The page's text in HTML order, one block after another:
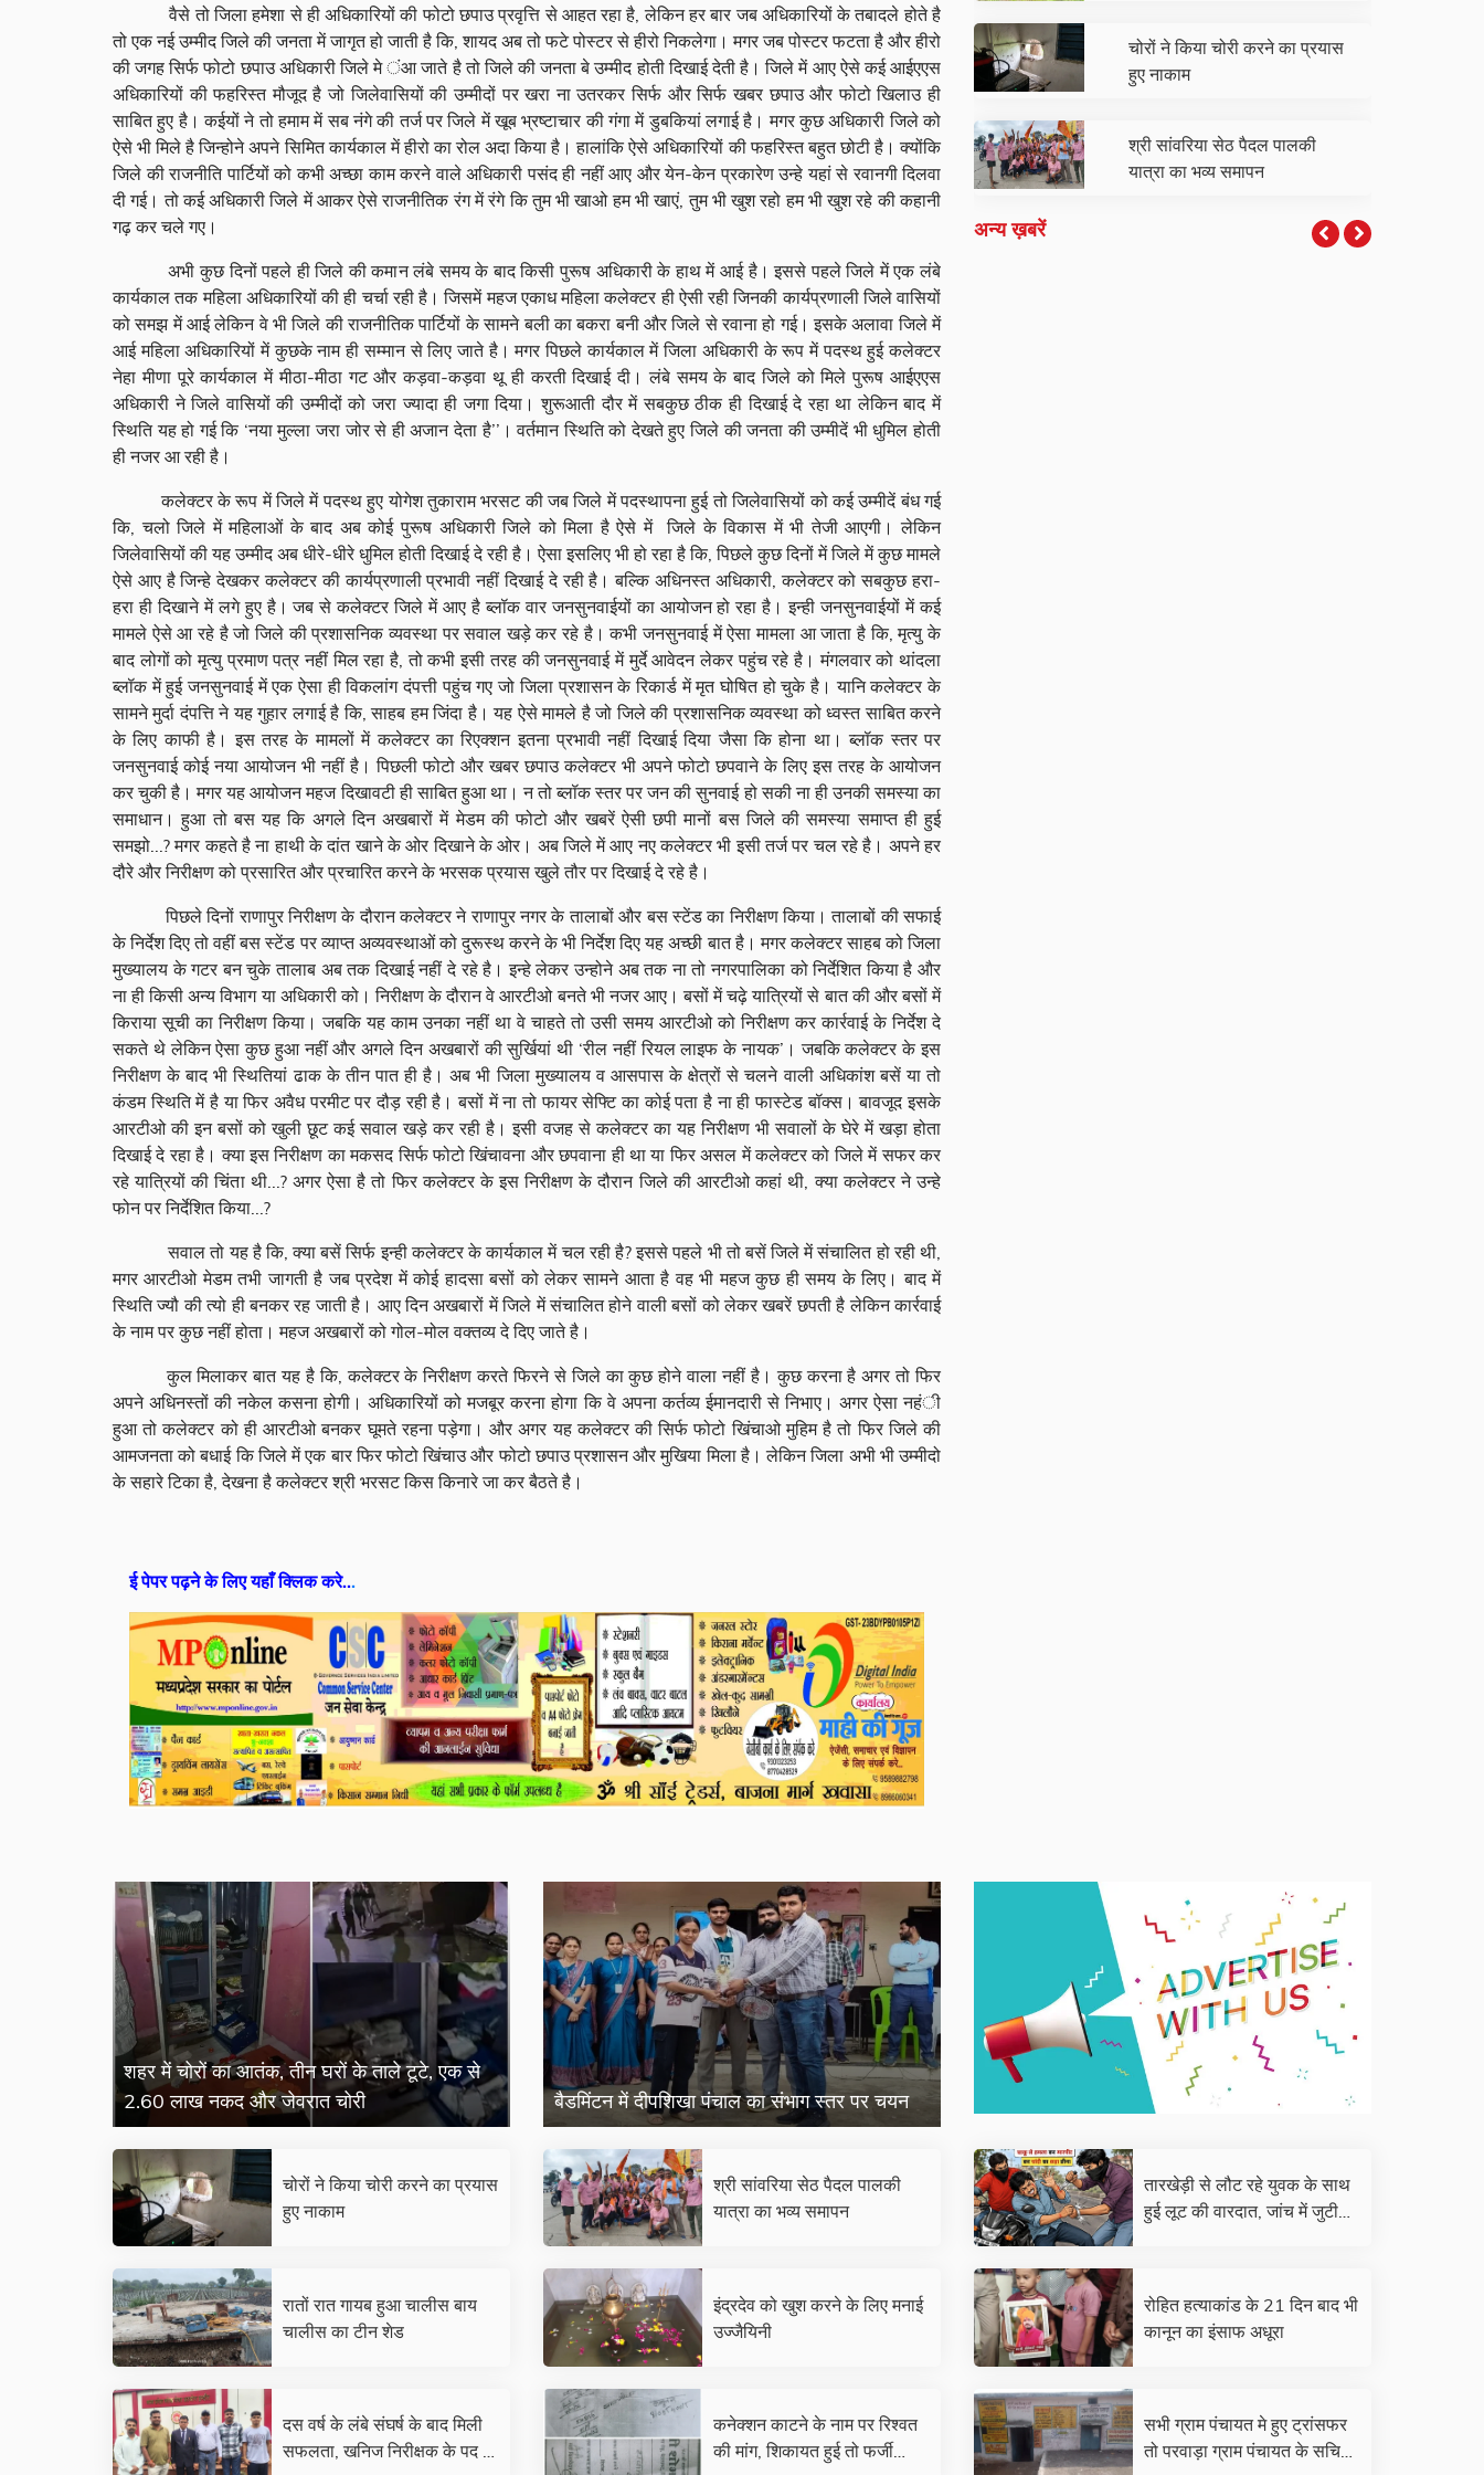
वैसे तो जिला हमेशा से ही अधिकारियों की फोटो छपाउ प्रवृत्ति से आहत रहा है, लेकिन हर बार जब अधिकारियों के तबादले होते है
तो एक नई उम्मीद जिले की जनता में जागृत हो जाती है कि, शायद अब तो फटे पोस्टर से हीरो निकलेगा। मगर जब पोस्टर फटता है और हीरो
की जगह सिर्फ फोटो छपाउ अधिकारी जिले मे ंआ जाते है तो जिले की जनता बे उम्मीद होती दिखाई देती है। जिले में आए ऐसे कई आईएएस
अधिकारियों की फहरिस्त मौजूद है जो जिलेवासियों की उम्मीदों पर खरा ना उतरकर सिर्फ और सिर्फ खबर छपाउ और फोटो खिलाउ ही
साबित हुए है। कईयों ने तो हमाम में सब नंगे की तर्ज पर जिले में खूब भ्रष्टाचार की गंगा में डुबकियां लगाई है। मगर कुछ अधिकारी जिले को
ऐसे भी मिले है जिन्होने अपने सिमित कार्यकाल में हीरो का रोल अदा किया है। हालांकि ऐसे अधिकारियों की फहरिस्त बहुत छोटी है। क्योंकि
जिले की राजनीति पार्टियों को कभी अच्छा काम करने वाले अधिकारी पसंद ही नहीं आए और येन-केन प्रकारेण उन्हे यहां से रवानगी दिलवा
दी गई। तो कई अधिकारी जिले में आकर ऐसे राजनीतिक रंग में रंगे कि तुम भी खाओ हम भी खाएं, तुम भी खुश रहो हम भी खुश रहे की कहानी
गढ़ कर चले गए।
अभी कुछ दिनों पहले ही जिले की कमान लंबे समय के बाद किसी पुरूष अधिकारी के हाथ में आई है। इससे पहले जिले में एक लंबे
कार्यकाल तक महिला अधिकारियों की ही चर्चा रही है। जिसमें महज एकाध महिला कलेक्टर ही ऐसी रही जिनकी कार्यप्रणाली जिले वासियों
को समझ में आई लेकिन वे भी जिले की राजनीतिक पार्टियों के सामने बली का बकरा बनी और जिले से रवाना हो गई। इसके अलावा जिले में
आई महिला अधिकारियों में कुछके नाम ही सम्मान से लिए जाते है। मगर पिछले कार्यकाल में जिला अधिकारी के रूप में पदस्थ हुई कलेक्टर
नेहा मीणा पूरे कार्यकाल में मीठा-मीठा गट और कड़वा-कड़वा थू ही करती दिखाई दी। लंबे समय के बाद जिले को मिले पुरूष आईएएस
अधिकारी ने जिले वासियों की उम्मीदों को जरा ज्यादा ही जगा दिया। शुरूआती दौर में सबकुछ ठीक ही दिखाई दे रहा था लेकिन बाद में
स्थिति यह हो गई कि ‘नया मुल्ला जरा जोर से ही अजान देता है’’। वर्तमान स्थिति को देखते हुए जिले की जनता की उम्मीदें भी धुमिल होती
ही नजर आ रही है।
कलेक्टर के रूप में जिले में पदस्थ हुए योगेश तुकाराम भरसट की जब जिले में पदस्थापना हुई तो जिलेवासियों को कई उम्मीदें बंध गई
कि, चलो जिले में महिलाओं के बाद अब कोई पुरूष अधिकारी जिले को मिला है ऐसे में जिले के विकास में भी तेजी आएगी। लेकिन
जिलेवासियों की यह उम्मीद अब धीरे-धीरे धुमिल होती दिखाई दे रही है। ऐसा इसलिए भी हो रहा है कि, पिछले कुछ दिनों में जिले में कुछ मामले
ऐसे आए है जिन्हे देखकर कलेक्टर की कार्यप्रणाली प्रभावी नहीं दिखाई दे रही है। बल्कि अधिनस्त अधिकारी, कलेक्टर को सबकुछ हरा-
हरा ही दिखाने में लगे हुए है। जब से कलेक्टर जिले में आए है ब्लॉक वार जनसुनवाईयों का आयोजन हो रहा है। इन्ही जनसुनवाईयों में कई
मामले ऐसे आ रहे है जो जिले की प्रशासनिक व्यवस्था पर सवाल खड़े कर रहे है। कभी जनसुनवाई में ऐसा मामला आ जाता है कि, मृत्यु के
बाद लोगों को मृत्यु प्रमाण पत्र नहीं मिल रहा है, तो कभी इसी तरह की जनसुनवाई में मुर्दे आवेदन लेकर पहुंच रहे है। मंगलवार को थांदला
ब्लॉक में हुई जनसुनवाई में एक ऐसा ही विकलांग दंपत्ती पहुंच गए जो जिला प्रशासन के रिकार्ड में मृत घोषित हो चुके है। यानि कलेक्टर के
सामने मुर्दा दंपत्ति ने यह गुहार लगाई है कि, साहब हम जिंदा है। यह ऐसे मामले है जो जिले की प्रशासनिक व्यवस्था को ध्वस्त साबित करने
के लिए काफी है। इस तरह के मामलों में कलेक्टर का रिएक्शन इतना प्रभावी नहीं दिखाई दिया जैसा कि होना था। ब्लॉक स्तर पर
जनसुनवाई कोई नया आयोजन भी नहीं है। पिछली फोटो और खबर छपाउ कलेक्टर भी अपने फोटो छपवाने के लिए इस तरह के आयोजन
कर चुकी है। मगर यह आयोजन महज दिखावटी ही साबित हुआ था। न तो ब्लॉक स्तर पर जन की सुनवाई हो सकी ना ही उनकी समस्या का
समाधान। हुआ तो बस यह कि अगले दिन अखबारों में मेडम की फोटो और खबरें ऐसी छपी मानों बस जिले की समस्या समाप्त ही हुई
समझो...? मगर कहते है ना हाथी के दांत खाने के ओर दिखाने के ओर। अब जिले में आए नए कलेक्टर भी इसी तर्ज पर चल रहे है। अपने हर
दौरे और निरीक्षण को प्रसारित और प्रचारित करने के भरसक प्रयास खुले तौर पर दिखाई दे रहे है।
पिछले दिनों राणापुर निरीक्षण के दौरान कलेक्टर ने राणापुर नगर के तालाबों और बस स्टेंड का निरीक्षण किया। तालाबों की सफाई
के निर्देश दिए तो वहीं बस स्टेंड पर व्याप्त अव्यवस्थाओं को दुरूस्थ करने के भी निर्देश दिए यह अच्छी बात है। मगर कलेक्टर साहब को जिला
मुख्यालय के गटर बन चुके तालाब अब तक दिखाई नहीं दे रहे है। इन्हे लेकर उन्होने अब तक ना तो नगरपालिका को निर्देशित किया है और
ना ही किसी अन्य विभाग या अधिकारी को। निरीक्षण के दौरान वे आरटीओ बनते भी नजर आए। बसों में चढ़े यात्रियों से बात की और बसों में
किराया सूची का निरीक्षण किया। जबकि यह काम उनका नहीं था वे चाहते तो उसी समय आरटीओ को निरीक्षण कर कार्रवाई के निर्देश दे
सकते थे लेकिन ऐसा कुछ हुआ नहीं और अगले दिन अखबारों की सुर्खियां थी ‘रील नहीं रियल लाइफ के नायक’। जबकि कलेक्टर के इस
निरीक्षण के बाद भी स्थितियां ढाक के तीन पात ही है। अब भी जिला मुख्यालय व आसपास के क्षेत्रों से चलने वाली अधिकांश बसें या तो
कंडम स्थिति में है या फिर अवैध परमीट पर दौड़ रही है। बसों में ना तो फायर सेफ्टि का कोई पता है ना ही फास्टेड बॉक्स। बावजूद इसके
आरटीओ की इन बसों को खुली छूट कई सवाल खड़े कर रही है। इसी वजह से कलेक्टर का यह निरीक्षण भी सवालों के घेरे में खड़ा होता
दिखाई दे रहा है। क्या इस निरीक्षण का मकसद सिर्फ फोटो खिंचावना और छपवाना ही था या फिर असल में कलेक्टर को जिले में सफर कर
रहे यात्रियों की चिंता थी...? अगर ऐसा है तो फिर कलेक्टर के इस निरीक्षण के दौरान जिले की आरटीओ कहां थी, क्या कलेक्टर ने उन्हे
फोन पर निर्देशित किया...?
सवाल तो यह है कि, क्या बसें सिर्फ इन्ही कलेक्टर के कार्यकाल में चल रही है? इससे पहले भी तो बसें जिले में संचालित हो रही थी,
मगर आरटीओ मेडम तभी जागती है जब प्रदेश में कोई हादसा बसों को लेकर सामने आता है वह भी महज कुछ ही समय के लिए। बाद में
स्थिति ज्यौ की त्यो ही बनकर रह जाती है। आए दिन अखबारों में जिले में संचालित होने वाली बसों को लेकर खबरें छपती है लेकिन कार्रवाई
के नाम पर कुछ नहीं होता। महज अखबारों को गोल-मोल वक्तव्य दे दिए जाते है।
कुल मिलाकर बात यह है कि, कलेक्टर के निरीक्षण करते फिरने से जिले का कुछ होने वाला नहीं है। कुछ करना है अगर तो फिर
अपने अधिनस्तों की नकेल कसना होगी। अधिकारियों को मजबूर करना होगा कि वे अपना कर्तव्य ईमानदारी से निभाए। अगर ऐसा नहंी
हुआ तो कलेक्टर को ही आरटीओ बनकर घूमते रहना पड़ेगा। और अगर यह कलेक्टर की सिर्फ फोटो खिंचाओ मुहिम है तो फिर जिले की
आमजनता को बधाई कि जिले में एक बार फिर फोटो खिंचाउ और फोटो छपाउ प्रशासन और मुखिया मिला है। लेकिन जिला अभी भी उम्मीदो
के सहारे टिका है, देखना है कलेक्टर श्री भरसट किस किनारे जा कर बैठते है।
ई पेपर पढ़ने के लिए यहाँ क्लिक करे...
चोरों ने किया चोरी करने का प्रयास
हुए नाकाम
श्री सांवरिया सेठ पैदल पालकी
यात्रा का भव्य समापन
अन्य ख़बरें
शहर में चोरों का आतंक, तीन घरों के ताले टूटे, एक से
2.60 लाख नकद और जेवरात चोरी
बैडमिंटन में दीपशिखा पंचाल का संभाग स्तर पर चयन
चोरों ने किया चोरी करने का प्रयास
हुए नाकाम
श्री सांवरिया सेठ पैदल पालकी
यात्रा का भव्य समापन
तारखेड़ी से लौट रहे युवक के साथ
हुई लूट की वारदात, जांच में जुटी
रातों रात गायब हुआ चालीस बाय
चालीस का टीन शेड
इंद्रदेव को खुश करने के लिए मनाई
उज्जैयिनी
रोहित हत्याकांड के 21 दिन बाद भी
कानून का इंसाफ अधूरा
दस वर्ष के लंबे संघर्ष के बाद मिली
सफलता, खनिज निरीक्षक के पद पर
कनेक्शन काटने के नाम पर रिश्वत
की मांग, शिकायत हुई तो फर्जी
सभी ग्राम पंचायत मे हुए ट्रांसफर
तो परवाड़ा ग्राम पंचायत के सचिव